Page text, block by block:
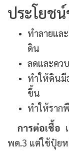
ประโยชน์
ทำลายแล
ดิน
ลดและคว
ทำให้ดินมี
ขึ้น
ทำให้ราก
การต่อเชื้อ
พด.3 แต่ใช้ปุ๋ยห